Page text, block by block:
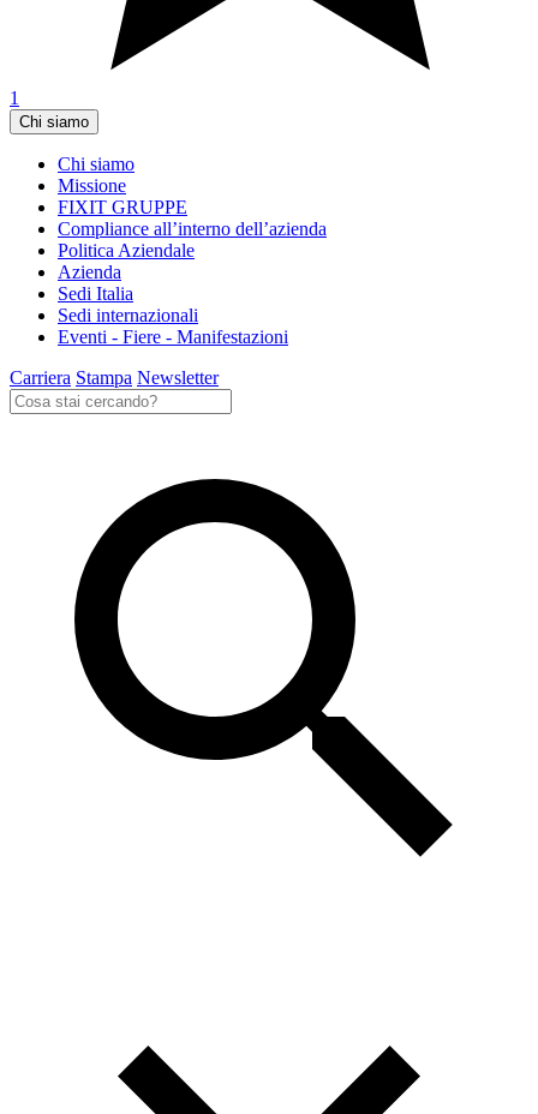
1
Chi siamo
Chi siamo
Missione
FIXIT GRUPPE
Compliance all’interno dell’azienda
Politica Aziendale
Azienda
Sedi Italia
Sedi internazionali
Eventi - Fiere - Manifestazioni
Carriera Stampa Newsletter